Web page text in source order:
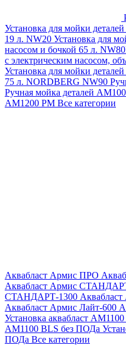
Установка для мойки
19 л. NW20 Установка для
насосом и бочкой 65 л.
с электрическим насосом,
Установка для мойки
75 л. NORDBERG NW90
Ручная мойка деталей
АМ1200 РМ Все категории
Аквабласт Армис ПРО
Аквабласт Армис
СТАНДАРТ-1300
Аквабласт Армис Лайт-600
Установка аквабласт
AM1100 BLS без ПОДа
ПОДа Все категории